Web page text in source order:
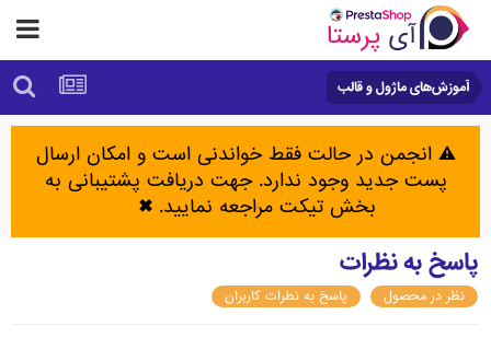
آموزش‌های ماژول و قالب
⚠️ انجمن در حالت فقط خواندنی است و امکان ارسال
پست جدید وجود ندارد. جهت دریافت پشتیبانی به
بخش تیکت مراجعه نمایید. ✖
پاسخ به نظرات
نظر در محصول پاسخ به نطرات کاربران